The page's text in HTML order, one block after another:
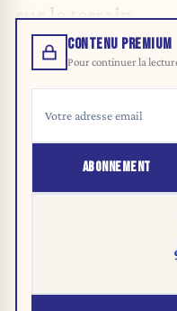
sur le terrain.
CONTENU PREMIUM
Pour continuer la
ABONNEMENT